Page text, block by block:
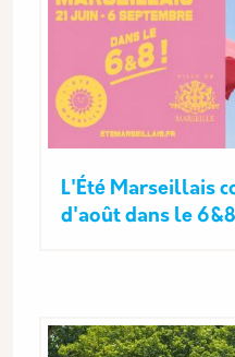
L'Été Marseillais
d'août dans le